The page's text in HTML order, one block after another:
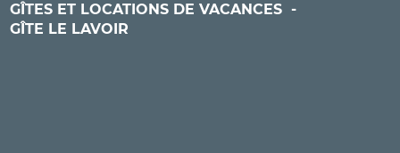
GÎTES ET LOCATIONS DE VACANCES -
GÎTE LE LAVOIR